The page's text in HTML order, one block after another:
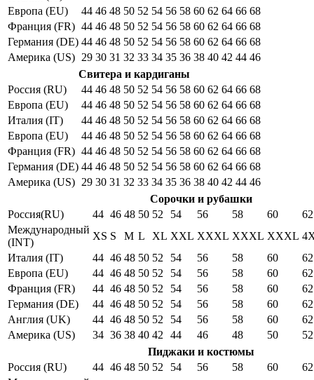
Европа (EU)
44 46 48 50 52 54 56 58 60 62 64 66 68
Франция (FR) 44 46 48 50 52 54 56 58 60 62 64 66 68
Германия (DE) 44 46 48 50 52 54 56 58 60 62 64 66 68
Америка (US) 29 30 31 32 33 34 35 36 38 40 42 44 46
Свитера и кардиганы
Россия (RU)
44 46 48 50 52 54 56 58 60 62 64 66 68
Европа (EU)
44 46 48 50 52 54 56 58 60 62 64 66 68
Италия (IT)
44 46 48 50 52 54 56 58 60 62 64 66 68
Европа (EU)
44 46 48 50 52 54 56 58 60 62 64 66 68
Франция (FR) 44 46 48 50 52 54 56 58 60 62 64 66 68
Германия (DE) 44 46 48 50 52 54 56 58 60 62 64 66 68
Америка (US) 29 30 31 32 33 34 35 36 38 40 42 44 46
Сорочки и рубашки
Россия(RU)
44 46 48 50 52 54 56 58 60
62
Международный
(INT)
XS S M L XL XXL XXXL XXXL XXXL
Италия (IT)
44 46 48 50 52 54 56 58 60
62
Европа (EU)
44 46 48 50 52 54 56 58 60
62
Франция (FR)
44 46 48 50 52 54 56 58 60
62
Германия (DE)
44 46 48 50 52 54 56 58 60
62
Англия (UK)
44 46 48 50 52 54 56 58 60
62
Америка (US)
34 36 38 40 42 44 46 48 50
52
Пиджаки и костюмы
Россия (RU)
44 46 48 50 52 54 56 58 60
62